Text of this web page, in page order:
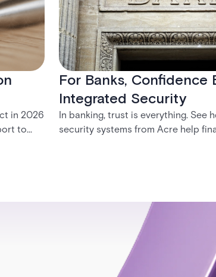
in 2026
to
For Banks, Confidence
Integrated Security
In banking, trust is everything. See
security systems from Acre help